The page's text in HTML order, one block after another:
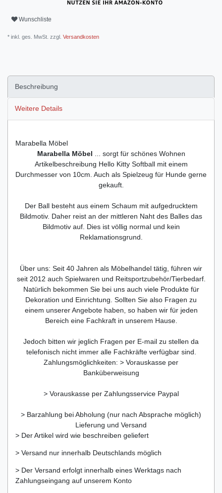
Wunschliste
* inkl. ges. MwSt. zzgl. Versandkosten
Beschreibung
Weitere Details
Marabella Möbel
Marabella Möbel ... sorgt für schönes Wohnen
Artikelbeschreibung Hello Kitty Softball mit einem
Durchmesser von 10cm. Auch als Spielzeug für Hunde gerne
gekauft.
Der Ball besteht aus einem Schaum mit aufgedrucktem
Bildmotiv. Daher reist an der mittleren Naht des Balles das
Bildmotiv auf. Dies ist völlig normal und kein
Reklamationsgrund.
Über uns: Seit 40 Jahren als Möbelhandel tätig, führen wir
seit 2012 auch Spielwaren und Reitsportzubehör/Tierbedarf.
Natürlich bekommen Sie bei uns auch viele Produkte für
Dekoration und Einrichtung. Sollten Sie also Fragen zu
einem unserer Angebote haben, so haben wir für jeden
Bereich eine Fachkraft in unserem Hause.
Jedoch bitten wir jeglich Fragen per E-mail zu stellen da
telefonisch nicht immer alle Fachkräfte verfügbar sind.
Zahlungsmöglichkeiten: > Vorauskasse per
Banküberweisung
> Vorauskasse per Zahlungsservice Paypal
> Barzahlung bei Abholung (nur nach Absprache möglich)
Lieferung und Versand
> Der Artikel wird wie beschreiben geliefert
> Versand nur innerhalb Deutschlands möglich
> Der Versand erfolgt innerhalb eines Werktags nach
Zahlungseingang auf unserem Konto